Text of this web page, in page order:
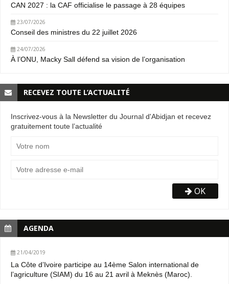
CAN 2027 : la CAF officialise le passage à 28 équipes
23/07/2026
Conseil des ministres du 22 juillet 2026
24/07/2026
À l’ONU, Macky Sall défend sa vision de l’organisation
RECEVEZ TOUTE L’ACTUALITÉ
Inscrivez-vous à la Newsletter du Journal d'Abidjan et recevez
gratuitement toute l’actualité
OK
AGENDA
21/04/2019
La Côte d’Ivoire participe au 14ème Salon international de
l’agriculture (SIAM) du 16 au 21 avril à Meknès (Maroc).